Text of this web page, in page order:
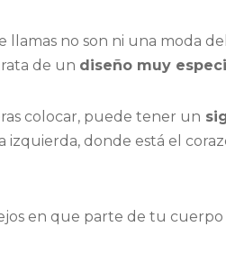
no son ni una moda
de un diseño muy
colocar, puede tener un
donde está el
en que parte de tu